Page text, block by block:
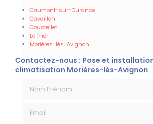
Caumont-sur-Durance
Cavaillon
Coustellet
Le Thor
Morières-lès-Avignon
Contactez-nous : Pose et
climatisation Morières-lès-Avignon